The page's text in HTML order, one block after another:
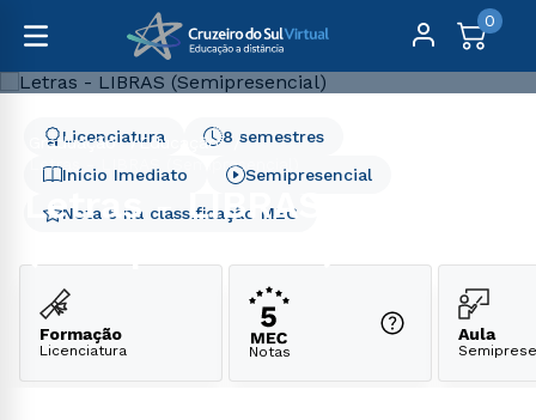
0
Graduação
Educação
Letras - LIBRAS (Semipresencial)
Letras - LIBRAS
Início Imediato
Nota 5 na classificação MEC
8 semestres
Licenciatura
Semipresencial
Formação
Licenciatura Notas
Aula